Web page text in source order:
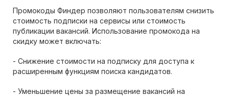
Промокоды Финдер позволяют пользователям снизить
стоимость подписки на сервисы или стоимость
публикации вакансий. Использование промокода на
скидку может включать:
- Снижение стоимости на подписку для доступа к
расширенным функциям поиска кандидатов.
- Уменьшение цены за размещение вакансий на